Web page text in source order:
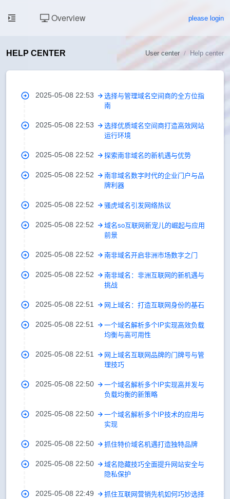
Overview please login
HELP CENTER User center Help center
2025-05-08 22:53
选择与管理域名空间商的全方位指
南
2025-05-08 22:53
选择优质域名空间商打造高效网站
运行环境
2025-05-08 22:52 探索南非域名的新机遇与优势
2025-05-08 22:52
南非域名数字时代的企业门户与品
牌利器
2025-05-08 22:52 骚虎域名引发网络热议
2025-05-08 22:52
域名so互联网新宠儿的崛起与应用
前景
2025-05-08 22:52 南非域名开启非洲市场数字之门
2025-05-08 22:52
南非域名：非洲互联网的新机遇与
挑战
2025-05-08 22:51 网上域名：打造互联网身份的基石
2025-05-08 22:51
一个域名解析多个IP实现高效负载
均衡与高可用性
2025-05-08 22:51
网上域名互联网品牌的门牌号与管
理技巧
2025-05-08 22:50
一个域名解析多个IP实现高并发与
负载均衡的新策略
2025-05-08 22:50
一个域名解析多个IP技术的应用与
实现
2025-05-08 22:50 抓住特价域名机遇打造独特品牌
2025-05-08 22:50
域名隐藏技巧全面提升网站安全与
隐私保护
2025-05-08 22:49
抓住互联网营销先机如何巧妙选择